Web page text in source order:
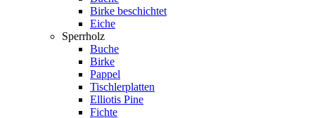
Birke beschichtet
Eiche
Sperrholz
Buche
Birke
Pappel
Tischlerplatten
Elliotis Pine
Fichte